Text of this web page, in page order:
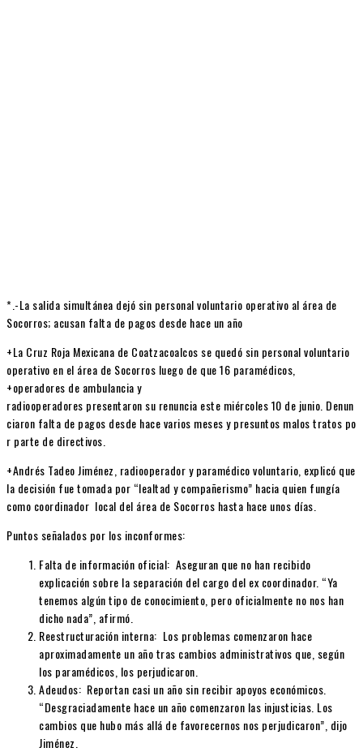
*.-La salida simultánea dejó sin personal voluntario operativo al área de
Socorros; acusan falta de pagos desde hace un año
+La Cruz Roja Mexicana de Coatzacoalcos se quedó sin personal voluntario
operativo en el área de Socorros luego de que16 paramédicos,
+operadores de ambulancia y
radiooperadores presentaron su renuncia este miércoles 10 de junio. Denun
ciaron falta de pagos desde hace varios meses y presuntos malos tratos po
r parte de directivos.
+Andrés Tadeo Jiménez, radiooperador y paramédico voluntario, explicó que
la decisión fue tomada por “lealtad y compañerismo” hacia quien fungía
como coordinador local del área de Socorros hasta hace unos días.
Puntos señalados por los inconformes:
Falta de información oficial: Aseguran que no han recibido
explicación sobre la separación del cargo del ex coordinador. “Ya
tenemos algún tipo de conocimiento, pero oficialmente no nos han
dicho nada”, afirmó.
Reestructuración interna: Los problemas comenzaron hace
aproximadamente un año tras cambios administrativos que, según
los paramédicos, los perjudicaron.
Adeudos: Reportan casi un año sin recibir apoyos económicos.
“Desgraciadamente hace un año comenzaron las injusticias. Los
cambios que hubo más allá de favorecernos nos perjudicaron”, dijo
Jiménez.